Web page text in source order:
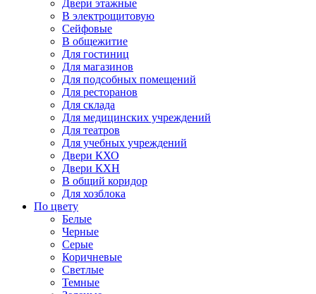
Двери этажные
В электрощитовую
Сейфовые
В общежитие
Для гостиниц
Для магазинов
Для подсобных помещений
Для ресторанов
Для склада
Для медицинских учреждений
Для театров
Для учебных учреждений
Двери КХО
Двери КХН
В общий коридор
Для хозблока
По цвету
Белые
Черные
Серые
Коричневые
Светлые
Темные